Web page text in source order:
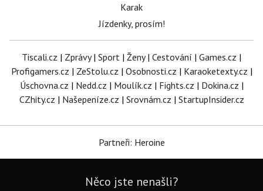
Karak
Jízdenky, prosím!
Tiscali.cz | Zprávy| Sport | Ženy| Cestování | Games.cz |
Profigamers.cz | ZeStolu.cz | Osobnosti.cz | Karaoketexty.cz |
Úschovna.cz | Nedd.cz | Moulík.cz | Fights.cz | Dokina.cz |
CZhity.cz | Našepeníze.cz | Srovnám.cz | StartupInsider.cz
Partneři: Heroine
Něco jste nenašli?